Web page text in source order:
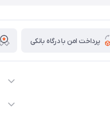
پرداخت امن با درگاه بانکی